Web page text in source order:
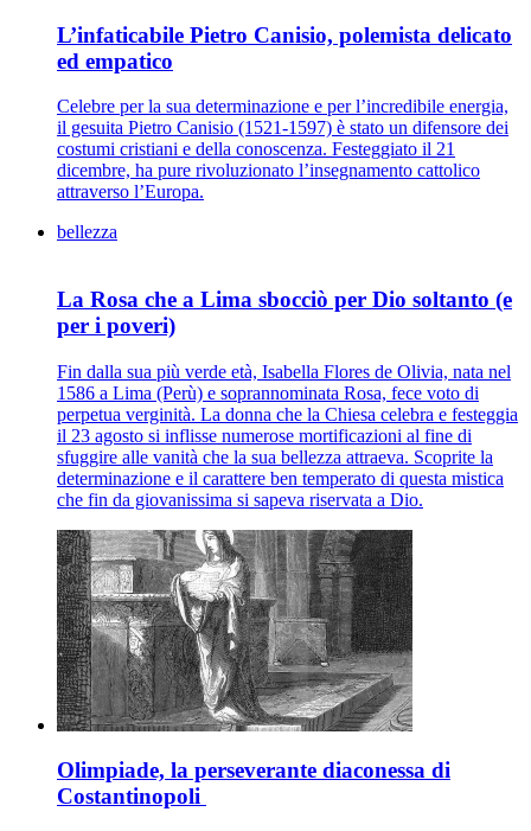
L’infaticabile Pietro Canisio, polemista delicato
ed empatico
Celebre per la sua determinazione e per l’incredibile energia,
il gesuita Pietro Canisio (1521-1597) è stato un difensore dei
costumi cristiani e della conoscenza. Festeggiato il 21
dicembre, ha pure rivoluzionato l’insegnamento cattolico
attraverso l’Europa.
bellezza
La Rosa che a Lima sbocciò per Dio soltanto (e
per i poveri)
Fin dalla sua più verde età, Isabella Flores de Olivia, nata nel
1586 a Lima (Perù) e soprannominata Rosa, fece voto di
perpetua verginità. La donna che la Chiesa celebra e festeggia
il 23 agosto si inflisse numerose mortificazioni al fine di
sfuggire alle vanità che la sua bellezza attraeva. Scoprite la
determinazione e il carattere ben temperato di questa mistica
che fin da giovanissima si sapeva riservata a Dio.
Olimpiade, la perseverante diaconessa di
Costantinopoli